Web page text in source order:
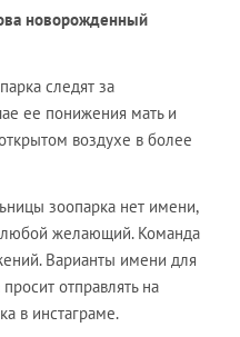
новорожденный
следят за
ее понижения мать и
воздухе в более
зоопарка нет имени,
любой желающий. Команда
Варианты имени для
отправлять на
в инстаграме.